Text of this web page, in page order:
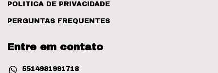
POLITICA DE PRIVACIDADE
PERGUNTAS FREQUENTES
Entre em contato
5514981991718